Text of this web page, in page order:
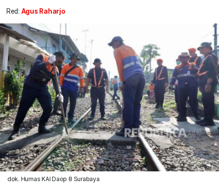
Red: Agus Raharjo
dok. Humas KAI Daop 8 Surabaya